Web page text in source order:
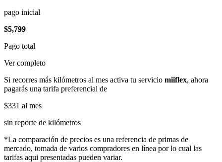
pago inicial
$5,799
Pago total
Ver completo
Si recorres más kilómetros al mes activa tu servicio miiflex, ahora
pagarás una tarifa preferencial de
$331 al mes
sin reporte de kilómetros
*La comparación de precios es una referencia de primas de
mercado, tomada de varios compradores en línea por lo cual las
tarifas aqui presentadas pueden variar.